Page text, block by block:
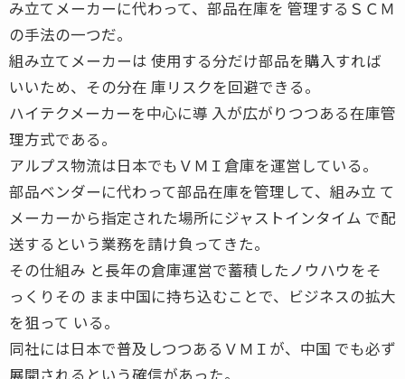
み立てメーカーに代わって、部品在庫を 管理するＳＣＭ
の手法の一つだ。
組み立てメーカーは 使用する分だけ部品を購入すれば
いいため、その分在 庫リスクを回避できる。
ハイテクメーカーを中心に導 入が広がりつつある在庫管
理方式である。
アルプス物流は日本でもＶＭＩ倉庫を運営している。
部品ベンダーに代わって部品在庫を管理して、組み立 て
メーカーから指定された場所にジャストインタイム で配
送するという業務を請け負ってきた。
その仕組み と長年の倉庫運営で蓄積したノウハウをそ
っくりその まま中国に持ち込むことで、ビジネスの拡大
を狙って いる。
同社には日本で普及しつつあるＶＭＩが、中国 でも必ず
展開されるという確信があった。